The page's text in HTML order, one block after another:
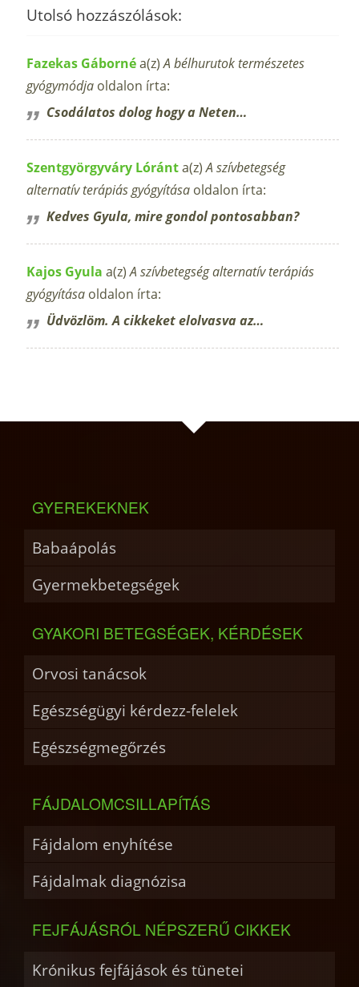
Utolsó hozzászólások:
Fazekas Gábornéa(z)A bélhurutok természetes
gyógymódja oldalon írta:
Csodálatos dolog hogy a Neten…
Szentgyörgyváry Lóránta(z)A szívbetegség
alternatív terápiás gyógyítása oldalon írta:
Kedves Gyula, mire gondol pontosabban?
Kajos Gyula a(z)A szívbetegség alternatív terápiás
gyógyítása oldalon írta:
Üdvözlöm. A cikkeket elolvasva az…
GYEREKEKNEK
Babaápolás
Gyermekbetegségek
GYAKORI BETEGSÉGEK, KÉRDÉSEK
Orvosi tanácsok
Egészségügyi kérdezz-felelek
Egészségmegőrzés
FÁJDALOMCSILLAPÍTÁS
Fájdalom enyhítése
Fájdalmak diagnózisa
FEJFÁJÁSRÓL NÉPSZERŰ CIKKEK
Krónikus fejfájások és tünetei